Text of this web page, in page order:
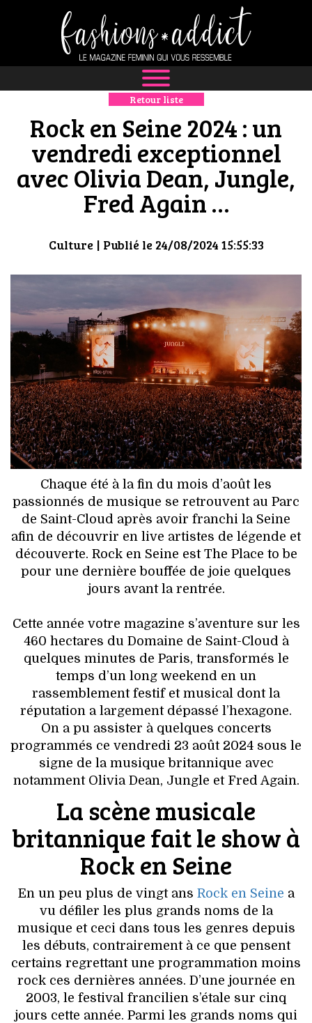
NEWS
MODE
LUXE
DÉFILÉS
BOUTIQUE
CULTURE
HIGH TECH
MAISON
AUTO
LIEUX TENDANCES
BEAUTÉ
MODE DE RUE
JEUNES CRÉATEURS
HISTOIRE DES MARQUES
DÉCO
VOYAGES & LOISIRS
Retour liste
Rock en Seine 2024 : un
vendredi exceptionnel
avec Olivia Dean, Jungle,
Fred Again …
Culture| Publié le 24/08/2024 15:55:33
Chaque été à la fin du mois d’août les
passionnés de musique se retrouvent au Parc
de Saint-Cloud après avoir franchi la Seine
afin de découvrir en live artistes de légende et
découverte. Rock en Seine est The Place to be
pour une dernière bouffée de joie quelques
jours avant la rentrée.
Cette année votre magazine s’aventure sur les
460 hectares du Domaine de Saint-Cloud à
quelques minutes de Paris, transformés le
temps d’un long weekend en un
rassemblement festif et musical dont la
réputation a largement dépassé l’hexagone.
On a pu assister à quelques concerts
programmés ce vendredi 23 août 2024 sous le
signe de la musique britannique avec
notamment Olivia Dean, Jungle et Fred Again.
La scène musicale
britannique fait le show à
Rock en Seine
En un peu plus de vingt ans Rock en Seine a
vu défiler les plus grands noms de la
musique et ceci dans tous les genres depuis
les débuts, contrairement à ce que pensent
certains regrettant une programmation moins
rock ces dernières années. D’une journée en
2003, le festival francilien s’étale sur cinq
jours cette année. Parmi les grands noms qui